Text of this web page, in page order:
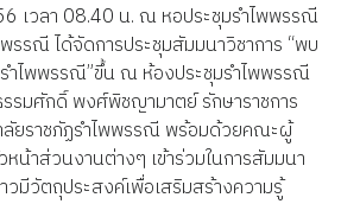
เวลา 08.40 น. ณ หอประชุมรำไพพรรณี
รรณี ได้จัดการประชุมสัมมนาวิชาการ “พบ
ำไพพรรณี”ขึ้น ณ ห้องประชุมรำไพพรรณี
รมศักดิ์ พงศ์พิชญามาตย์ รักษาราชการ
ลัยราชภัฏรำไพพรรณี พร้อมด้วยคณะผู้
น้าส่วนงานต่างๆ เข้าร่วมในการสัมมนา
มีวัตถุประสงค์เพื่อเสริมสร้างความรู้